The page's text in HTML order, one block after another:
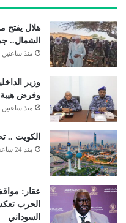
هلال يفتح
الشمال..
منذ ساعتين
وزير
وفرض هيبة
منذ ساعتين
الكويت ..
منذ 24 ساعة
عقار:
الحرب
السوداني